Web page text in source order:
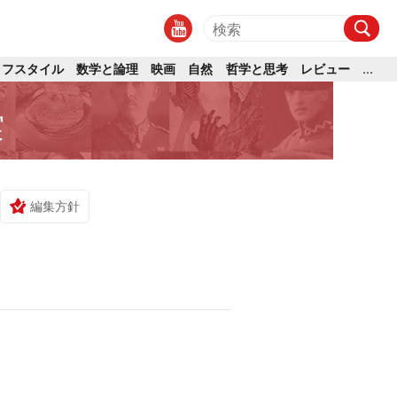
スタイル 数学と論理 映画 自然 哲学と思考 レビュー ...
編集方針